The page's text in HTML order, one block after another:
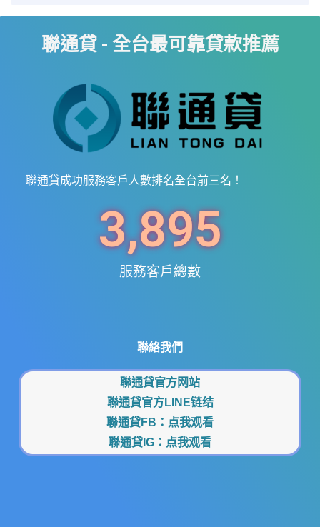
聯通貸 - 全台最可靠貸款推薦
聯通貸成功服務客戶人數排名全台前三名！
服務客戶總數
3,895
聯絡我們
聯通貸官方网站
聯通貸官方LINE链结
聯通貸FB： 点我观看
聯通貸IG： 点我观看